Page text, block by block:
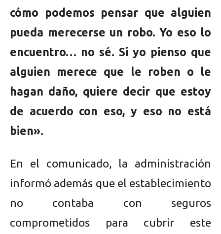
cómo podemos pensar que alguien
pueda merecerse un robo. Yo eso lo
encuentro… no sé. Si yo pienso que
alguien merece que le roben o le
hagan daño, quiere decir que estoy
de acuerdo con eso, y eso no está
bien».
En el comunicado, la administración
informó además que el establecimiento
no contaba con seguros
comprometidos para cubrir este